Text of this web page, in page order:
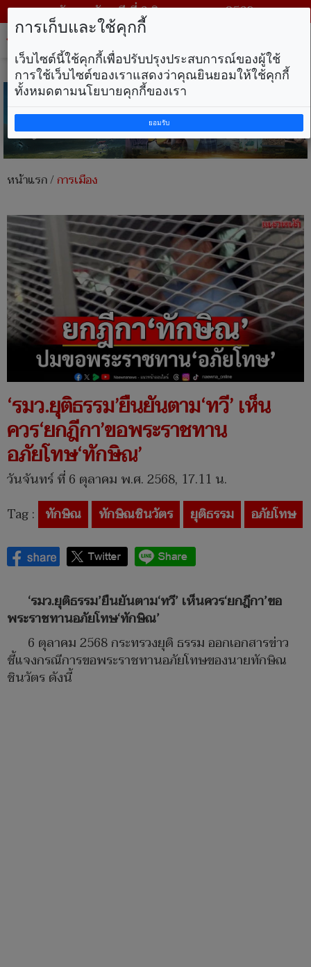
วันพฤหัสบดี ที่ 6 สิงหาคม พ.ศ. 2569
หน้าแรก/การเมือง
‘รมว.ยุติธรรม’ยืนยันตาม‘ทวี’ เห็น
ควร‘ยกฎีกา’ขอพระราชทาน
อภัยโทษ‘ทักษิณ’
วันจันทร์ ที่ 6 ตุลาคม พ.ศ. 2568, 17.11 น.
Tag : ทักษิณ ทักษิณชินวัตร ยุติธรรม อภัยโทษ
‘รมว.ยุติธรรม’ยืนยันตาม‘ทวี’ เห็นควร‘ยกฎีกา’ขอ
พระราชทานอภัยโทษ‘ทักษิณ’
6 ตุลาคม 2568 กระทรวงยุติ ธรรม ออกเอกสารข่าว
ชี้แจงกรณีการขอพระราชทานอภัยโทษของนายทักษิณ
ชินวัตร ดังนี้
การเก็บและใช้คุกกี้
เว็บไซต์นี้ใช้คุกกี้เพื่อปรับปรุงประสบการณ์ของผู้ใช้
การใช้เว็บไซต์ของเราแสดงว่าคุณยินยอมให้ใช้คุกกี้
ทั้งหมดตามนโยบายคุกกี้ของเรา
ยอมรับ